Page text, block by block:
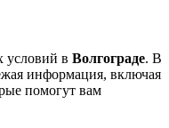
условий в Волгограде. В
информация, включая
помогут вам